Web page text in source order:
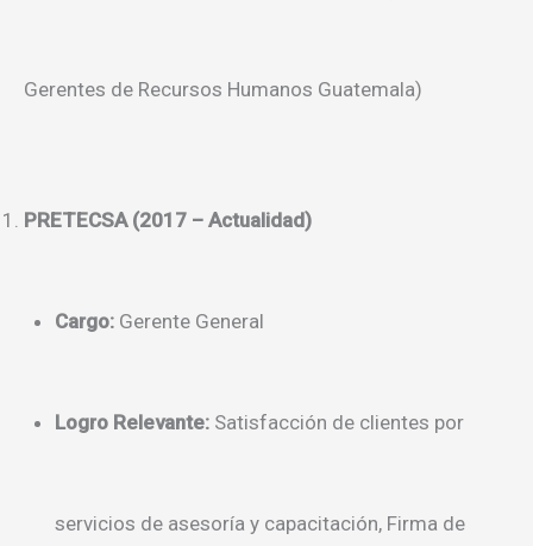
Gerentes de Recursos Humanos Guatemala)
PRETECSA (2017 – Actualidad)
Cargo:Gerente General
Logro Relevante:Satisfacción de clientes por
servicios de asesoría y capacitación, Firma de